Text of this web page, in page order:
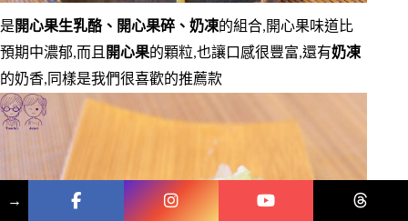
是開心果生乳酪、開心果碎、奶凍的組合,開心果味道比
預期中濃郁,而且開心果的顆粒,也讓口感很豐富,還有奶凍
的奶香,同樣是我們很喜歡的推薦款
→